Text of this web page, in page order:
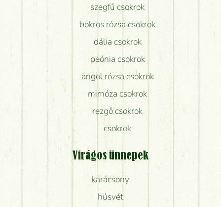
szegfű csokrok
bokros rózsa csokrok
dália csokrok
peónia csokrok
angol rózsa csokrok
mimóza csokrok
rezgő csokrok
csokrok
Virágos ünnepek
karácsony
húsvét